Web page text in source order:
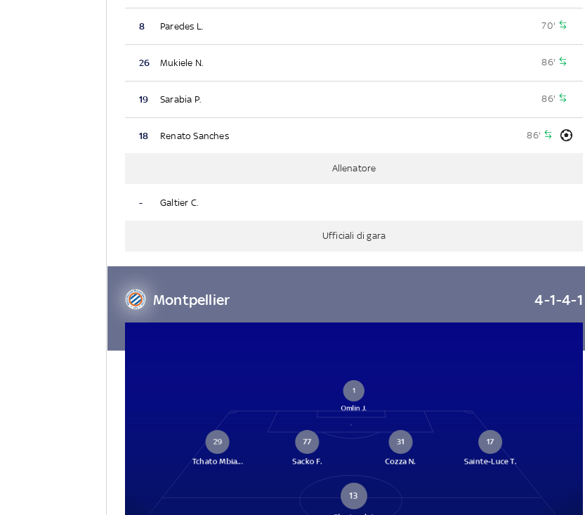
8 Paredes L. 70'
26 Mukiele N. 86'
19 Sarabia P. 86'
18 Renato Sanches 86'
Allenatore
- Galtier C.
Ufficiali di gara
Montpellier 4-1-4-1
1
Omlin J.
29
Tchato Mbia...
77
Sacko F.
31
Cozza N.
17
Sainte-Luce T.
13